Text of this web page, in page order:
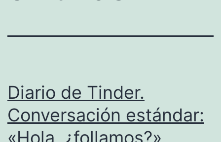
Diario de Tinder.
Conversación estándar:
«Hola, ¿follamos?»